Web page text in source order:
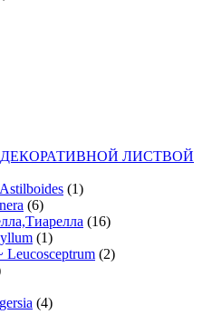
ЛИСТВОЙ
(1)
(6)
(16)
(1)
Leucosceptrum (2)
(4)